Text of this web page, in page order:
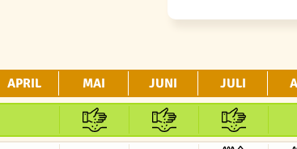
APRIL MAI JUNI JULI